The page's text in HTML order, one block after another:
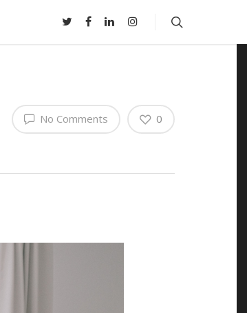
No Comments 0